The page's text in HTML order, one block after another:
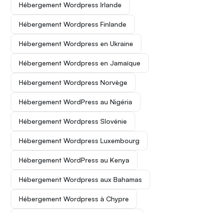
Hébergement Wordpress Irlande
Hébergement Wordpress Finlande
Hébergement Wordpress en Ukraine
Hébergement Wordpress en Jamaïque
Hébergement Wordpress Norvège
Hébergement WordPress au Nigéria
Hébergement Wordpress Slovénie
Hébergement Wordpress Luxembourg
Hébergement WordPress au Kenya
Hébergement Wordpress aux Bahamas
Hébergement Wordpress à Chypre